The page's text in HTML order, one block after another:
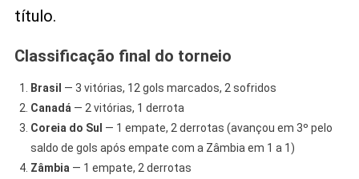
título.
Classificação final do torneio
Brasil — 3 vitórias, 12 gols marcados, 2 sofridos
Canadá — 2 vitórias, 1 derrota
Coreia do Sul — 1 empate, 2 derrotas (avançou em 3º pelo
saldo de gols após empate com a Zâmbia em 1 a 1)
Zâmbia — 1 empate, 2 derrotas